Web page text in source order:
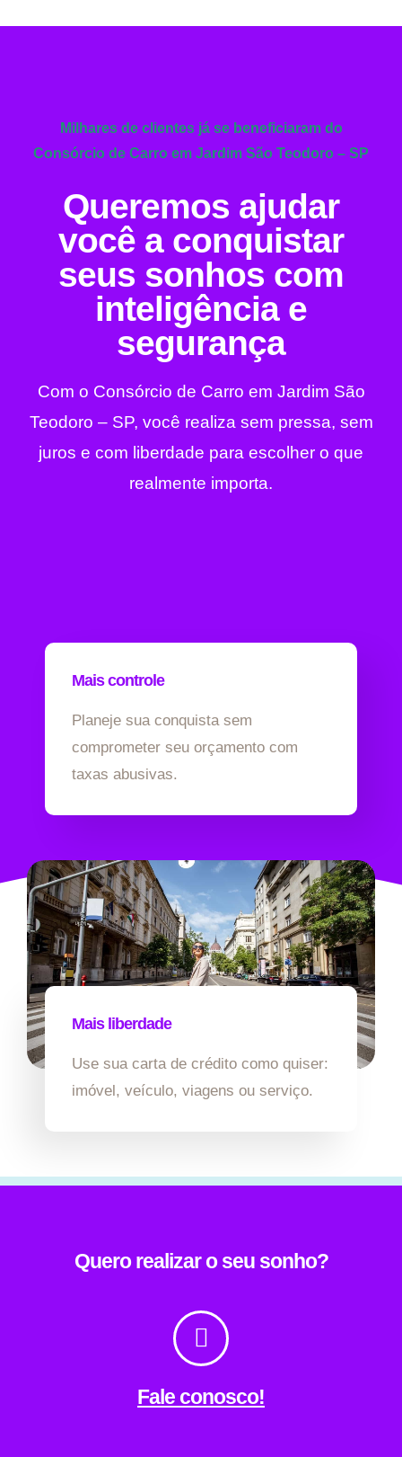
Milhares de clientes já se beneficiaram do
Consórcio de Carro em Jardim São Teodoro – SP
Queremos ajudar
você a conquistar
seus sonhos com
inteligência e
segurança
Com o Consórcio de Carro em Jardim São
Teodoro – SP, você realiza sem pressa, sem
juros e com liberdade para escolher o que
realmente importa.
Mais controle
Planeje sua conquista sem
comprometer seu orçamento com
taxas abusivas.
Mais liberdade
Use sua carta de crédito como quiser:
imóvel, veículo, viagens ou serviço.
Quero realizar o seu sonho?
Fale conosco!